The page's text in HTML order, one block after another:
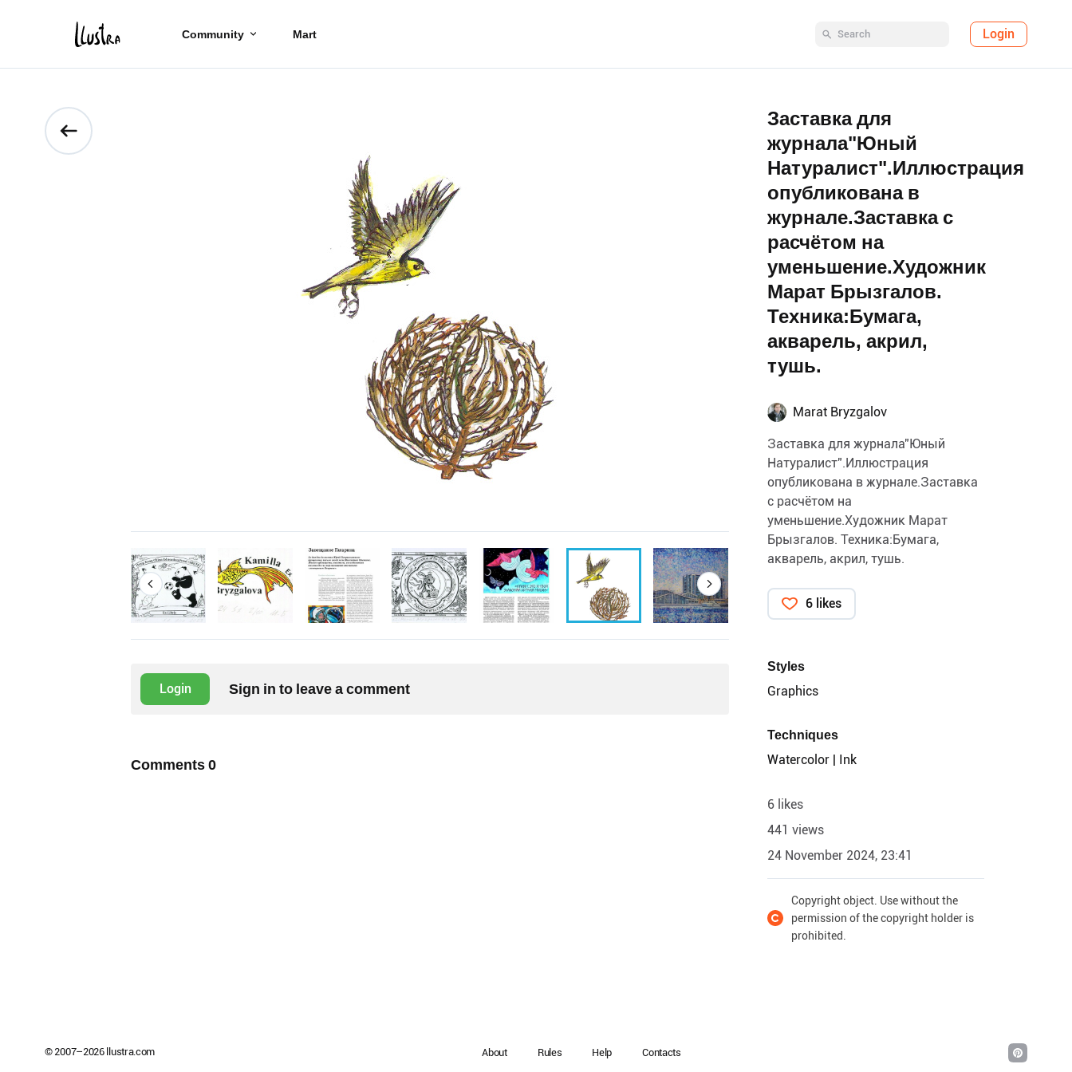
Community Mart Login
Login Sign in to leave a comment
Comments0
Заставка для
журнала"Юный
Натуралист".Иллюстрация
опубликована в
журнале.Заставка с
расчётом на
уменьшение.Художник
Марат Брызгалов.
Техника:Бумага,
акварель, акрил,
тушь.
Marat Bryzgalov
Заставка для журнала"Юный
Натуралист".Иллюстрация
опубликована в журнале.Заставка
с расчётом на
уменьшение.Художник Марат
Брызгалов. Техника:Бумага,
акварель, акрил, тушь.
6 likes
Styles
Graphics
Techniques
Watercolor | Ink
6 likes
441 views
24 November 2024, 23:41
Copyright object. Use without the
permission of the copyright holder is
prohibited.
© 2007–2026llustra.com About Rules Help Contacts